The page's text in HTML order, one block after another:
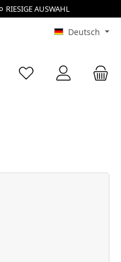
RIESIGE AUSWAHL
Deutsch
Du hast 0 Produkte